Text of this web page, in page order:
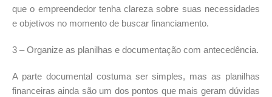
que o empreendedor tenha clareza sobre suas necessidades
e objetivos no momento de buscar financiamento.
3 – Organize as planilhas e documentação com antecedência.
A parte documental costuma ser simples, mas as planilhas
financeiras ainda são um dos pontos que mais geram dúvidas